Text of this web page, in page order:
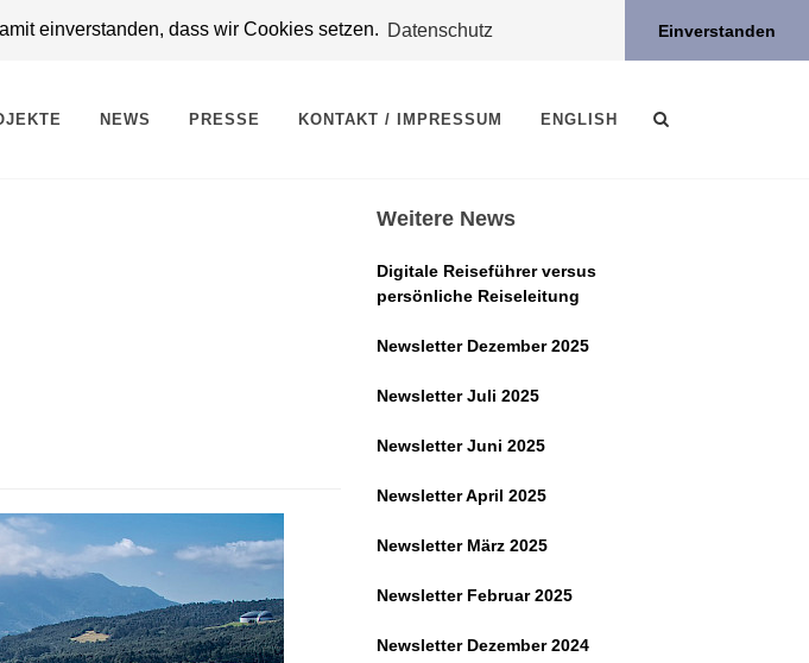
einverstanden, dass wir Cookies setzen. Datenschutz Einverstanden
NEWS PRESSE KONTAKT / IMPRESSUM ENGLISH
Weitere News
Digitale Reiseführer versus
persönliche Reiseleitung
Newsletter Dezember 2025
Newsletter Juli 2025
Newsletter Juni 2025
Newsletter April 2025
Newsletter März 2025
Newsletter Februar 2025
Newsletter Dezember 2024